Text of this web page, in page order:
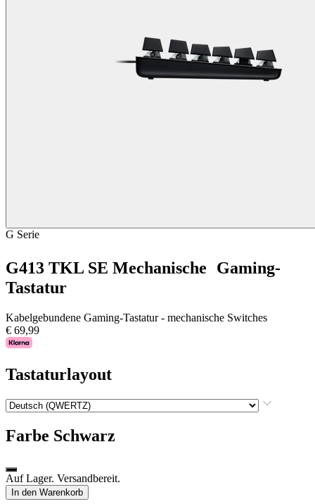
G Serie
G413 TKL SE Mechanische Gaming-
Tastatur
Kabelgebundene Gaming-Tastatur - mechanische Switches
€ 69,99
Tastaturlayout
Farbe Schwarz
Auf Lager. Versandbereit.
In den Warenkorb